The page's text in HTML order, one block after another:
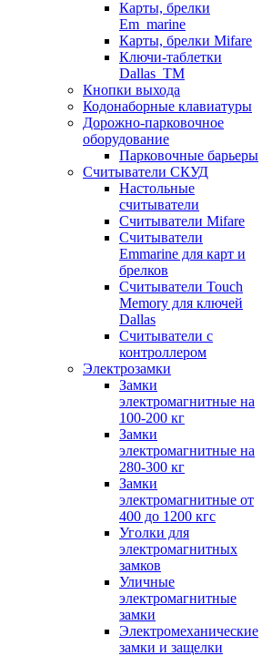
Карты, брелки
Em_marine
Карты, брелки Mifare
Ключи-таблетки
Dallas_TM
Кнопки выхода
Кодонаборные клавиатуры
Дорожно-парковочное
оборудование
Парковочные барьеры
Считыватели СКУД
Настольные
считыватели
Считыватели Mifare
Считыватели
Emmarine для карт и
брелков
Считыватели Touch
Memory для ключей
Dallas
Считыватели с
контроллером
Электрозамки
Замки
электромагнитные на
100-200 кг
Замки
электромагнитные на
280-300 кг
Замки
электромагнитные от
400 до 1200 кгс
Уголки для
электромагнитных
замков
Уличные
электромагнитные
замки
Электромеханические
замки и защелки